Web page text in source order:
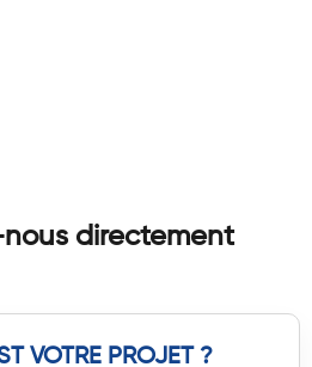
directement
VOTRE PROJET ?